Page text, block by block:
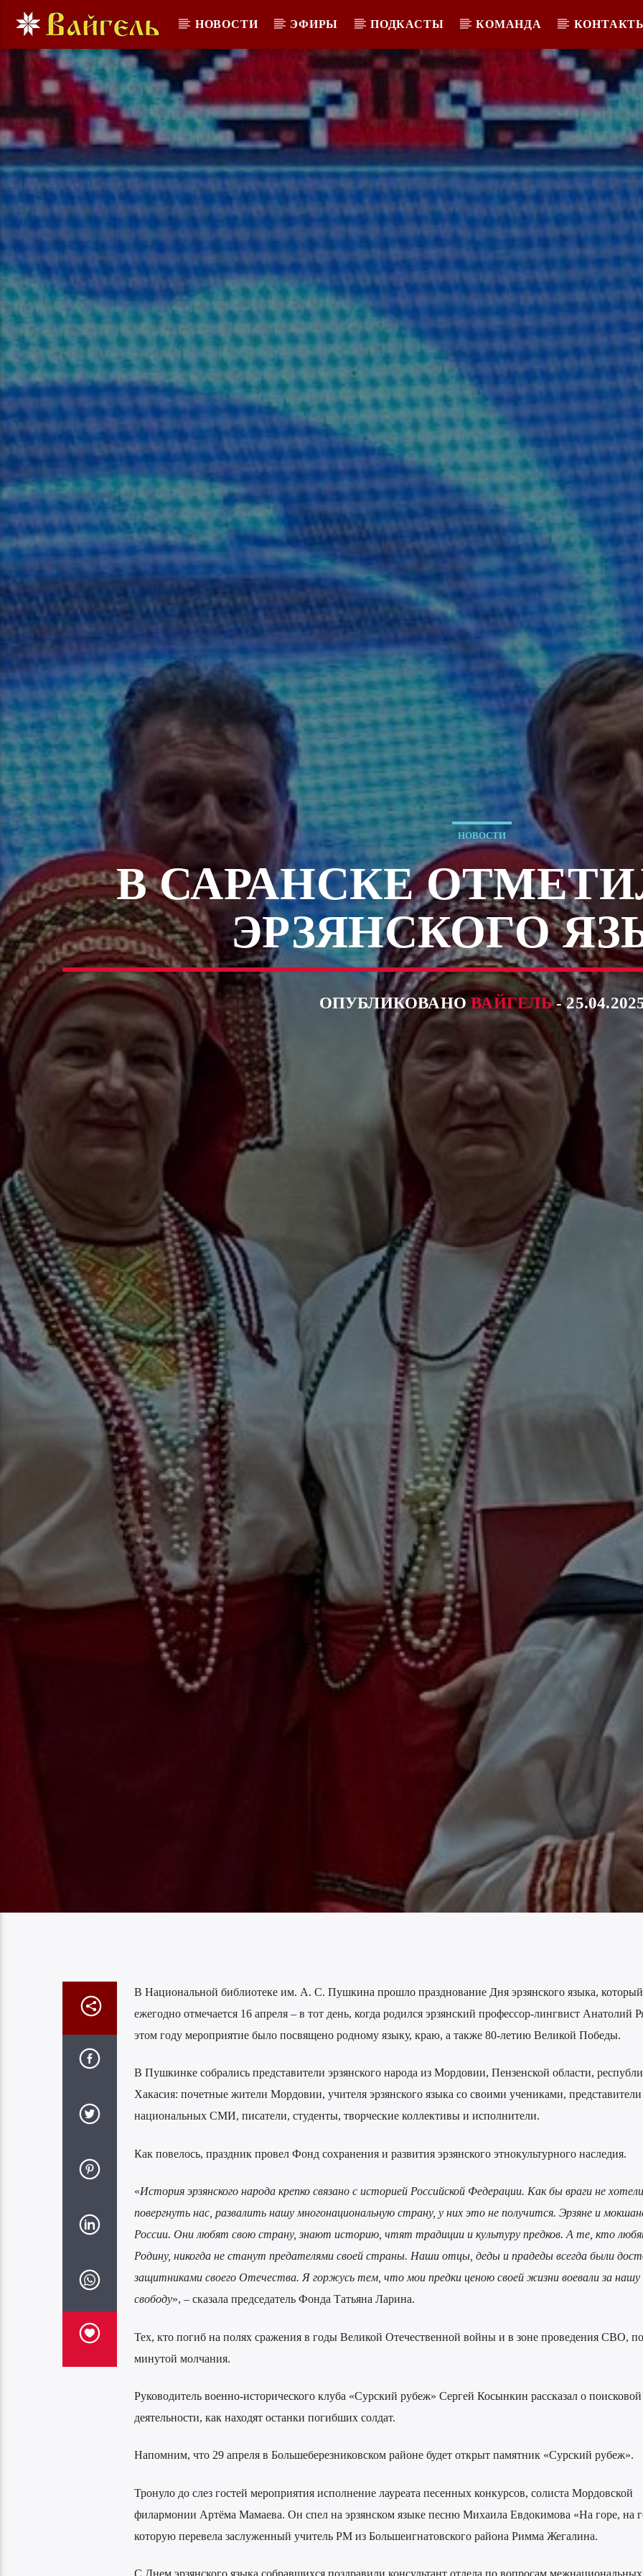
НОВОСТИ ЭФИРЫ ПОДКАСТЫ КОМАНДА
НОВОСТИ
В САРАНСКЕ
ЭРЗЯНСКОГО
ОПУБЛИКОВАНОВАЙГЕЛЬ-
В Национальной библиотеке им. А. С. Пушкина прошло празднование Дня эрзянского языка, который
ежегодно отмечается 16 апреля – в тот день, когда родился эрзянский профессор-лингвист Анатолий
этом году мероприятие было посвящено родному языку, краю, а также 80-летию Великой Победы.
В Пушкинке собрались представители эрзянского народа из Мордовии, Пензенской области,
Хакасия: почетные жители Мордовии, учителя эрзянского языка со своими учениками, представители
национальных СМИ, писатели, студенты, творческие коллективы и исполнители.
Как повелось, праздник провел Фонд сохранения и развития эрзянского этнокультурного наследия.
«История эрзянского народа крепко связано с историей Российской Федерации. Как бы враги не хотели
повергнуть нас, развалить нашу многонациональную страну, у них это не получится. Эрзяне и
России. Они любят свою страну, знают историю, чтят традиции и культуру предков. А те, кто
Родину, никогда не станут предателями своей страны. Наши отцы, деды и прадеды всегда были
защитниками своего Отечества. Я горжусь тем, что мои предки ценою своей жизни воевали за нашу
свободу», – сказала председатель Фонда Татьяна Ларина.
Тех, кто погиб на полях сражения в годы Великой Отечественной войны и в зоне проведения СВО,
минутой молчания.
Руководитель военно-исторического клуба «Сурский рубеж» Сергей Косынкин рассказал о поисковой
деятельности, как находят останки погибших солдат.
Напомним, что 29 апреля в Большеберезниковском районе будет открыт памятник «Сурский рубеж».
Тронуло до слез гостей мероприятия исполнение лауреата песенных конкурсов, солиста Мордовской
филармонии Артёма Мамаева. Он спел на эрзянском языке песню Михаила Евдокимова «На горе, на
которую перевела заслуженный учитель РМ из Большеигнатовского района Римма Жегалина.
С Днем эрзянского языка собравшихся поздравили консультант отдела по вопросам межнациональных